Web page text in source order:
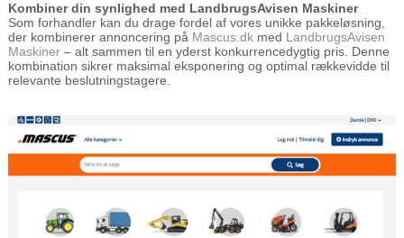
Kombiner din synlighed med LandbrugsAvisen Maskiner
Som forhandler kan du drage fordel af vores unikke pakkeløsning,
der kombinerer annoncering på Mascus.dkmed LandbrugsAvisen
Maskiner– alt sammen til en yderst konkurrencedygtig pris. Denne
kombination sikrer maksimal eksponering og optimal rækkevidde til
relevante beslutningstagere.